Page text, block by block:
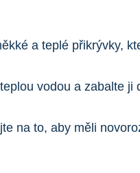
a teplé přikrývky,
vodou a zabalte
na to, aby měli